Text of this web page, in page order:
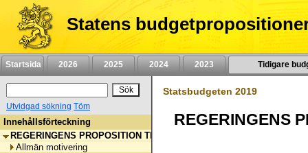
Hoppa
till
innehåll
Statens
Startsida 2026 2025 2024 2023 Tidigare
Utvidgad sökning Töm
Innehållsförteckning
REGERINGENS PROPOSITION TILL RIKSDAGEN OM
Allmän motivering
Statsbudgeten 2019
REGERINGENS PROPOSITION TILL RIKSDAGEN OM STATSBUDGETEN